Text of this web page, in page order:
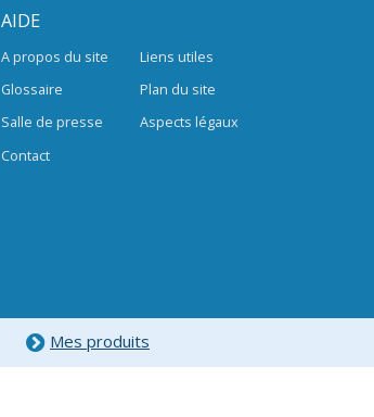
AIDE
A propos du site
Glossaire
Salle de presse
Contact
Liens utiles
Plan du site
Aspects légaux
Mes produits